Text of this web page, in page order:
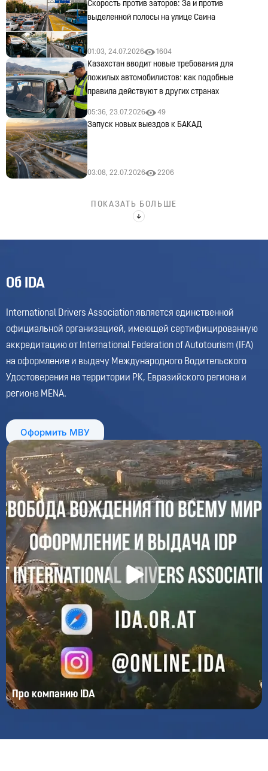
Скорость против заторов: За и против
выделенной полосы на улице Саина
01:03, 24.07.2026 1604
Казахстан вводит новые требования для
пожилых автомобилистов: как подобные
правила действуют в других странах
05:36, 23.07.2026 49
Запуск новых выездов к БАКАД
03:08, 22.07.2026 2206
ПОКАЗАТЬ БОЛЬШЕ
Импорт автомобилей в Казахстан могут ужесточить:
новые требования к сертификации
Перекрытие трассы Алматы — Тараз
07:35, 07.08.2026
Подорожание БАКАД в августе
Об IDA
International Drivers Association является единственной
официальной организацией, имеющей сертифицированную
аккредитацию от International Federation of Autotourism (IFA)
на оформление и выдачу Международного Водительского
Удостоверения на территории РК, Евразийского региона и
региона MENA.
Оформить МВУ
Про компанию IDA